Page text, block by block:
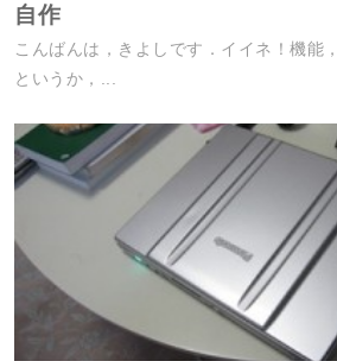
自作
こんばんは，きよしです．イイネ！機能
というか，...